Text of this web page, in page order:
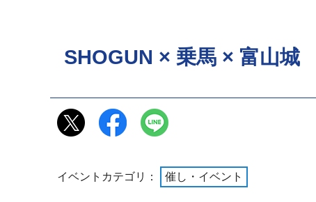
SHOGUN × 乗馬 × 富山城
イベントカテゴリ： 催し・イベント